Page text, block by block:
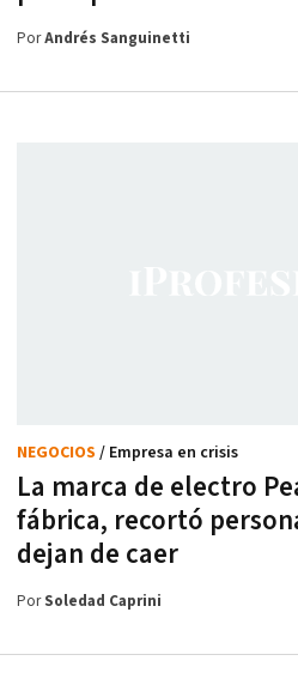
PorAndrés Sanguinetti
La marca de electro
fábrica, recortó
dejan de caer
NEGOCIOS / Empresa en crisis
PorSoledad Caprini